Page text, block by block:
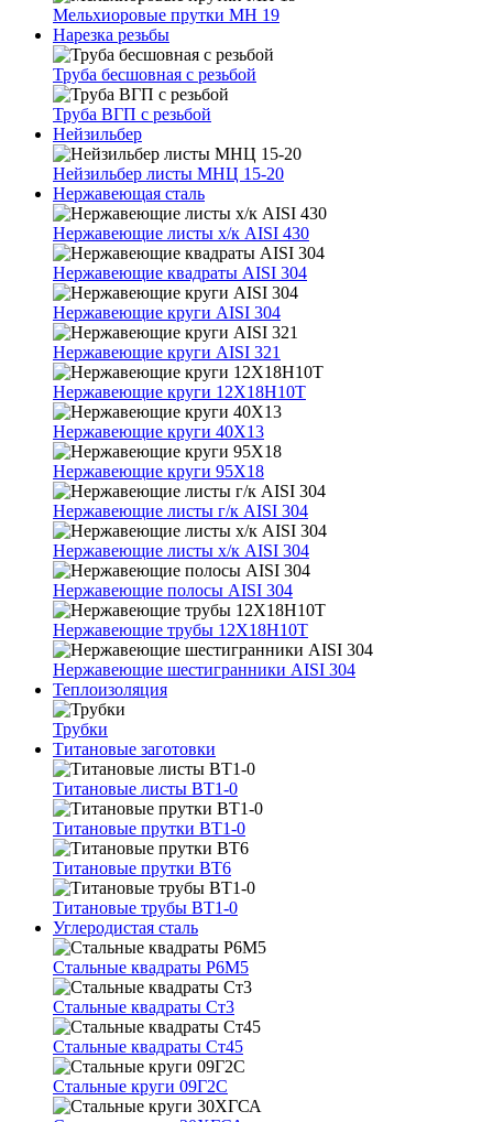
Мельхиоровые прутки МН 19
Нарезка резьбы
Труба бесшовная с резьбой
Труба ВГП с резьбой
Нейзильбер
Нейзильбер листы МНЦ 15-20
Нержавеющая сталь
Нержавеющие листы х/к AISI 430
Нержавеющие квадраты AISI 304
Нержавеющие круги AISI 304
Нержавеющие круги AISI 321
Нержавеющие круги 12Х18Н10Т
Нержавеющие круги 40Х13
Нержавеющие круги 95Х18
Нержавеющие листы г/к AISI 304
Нержавеющие листы х/к AISI 304
Нержавеющие полосы AISI 304
Нержавеющие трубы 12Х18Н10Т
Нержавеющие шестигранники AISI 304
Теплоизоляция
Трубки
Титановые заготовки
Титановые листы ВТ1-0
Титановые прутки ВТ1-0
Титановые прутки ВТ6
Титановые трубы ВТ1-0
Углеродистая сталь
Стальные квадраты Р6М5
Стальные квадраты Ст3
Стальные квадраты Ст45
Стальные круги 09Г2С